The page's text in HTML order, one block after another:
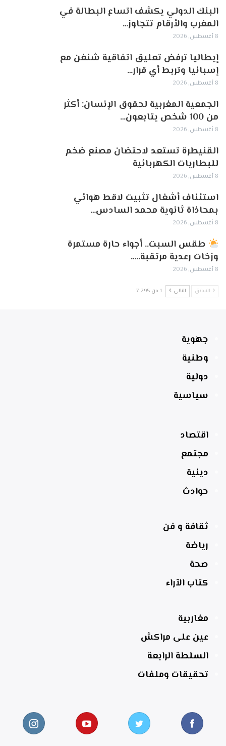
البنك الدولي يكشف اتساع البطالة في
المغرب والأرقام تتجاوز…
8 أغسطس, 2026
إيطاليا ترفض تعليق اتفاقية شنغن مع
إسبانيا وتربط أي قرار…
8 أغسطس, 2026
الجمعية المغربية لحقوق الإنسان: أكثر
من 100 شخص يتابعون…
8 أغسطس, 2026
القنيطرة تستعد لاحتضان مصنع ضخم
للبطاريات الكهربائية
8 أغسطس, 2026
استئناف أشغال تثبيت لاقط هوائي
بمحاذاة ثانوية محمد السادس…
8 أغسطس, 2026
طقس السبت.. أجواء حارة مستمرة
وزخات رعدية مرتقبة..…
8 أغسطس, 2026
السابق التالي 1 من 7٬295
جهوية
وطنية
دولية
سياسية
اقتصاد
مجتمع
دينية
حوادث
ثقافة و فن
رياضة
صحة
كتاب الآراء
مغاربية
عين على مراكش
السلطة الرابعة
تحقيقات وملفات